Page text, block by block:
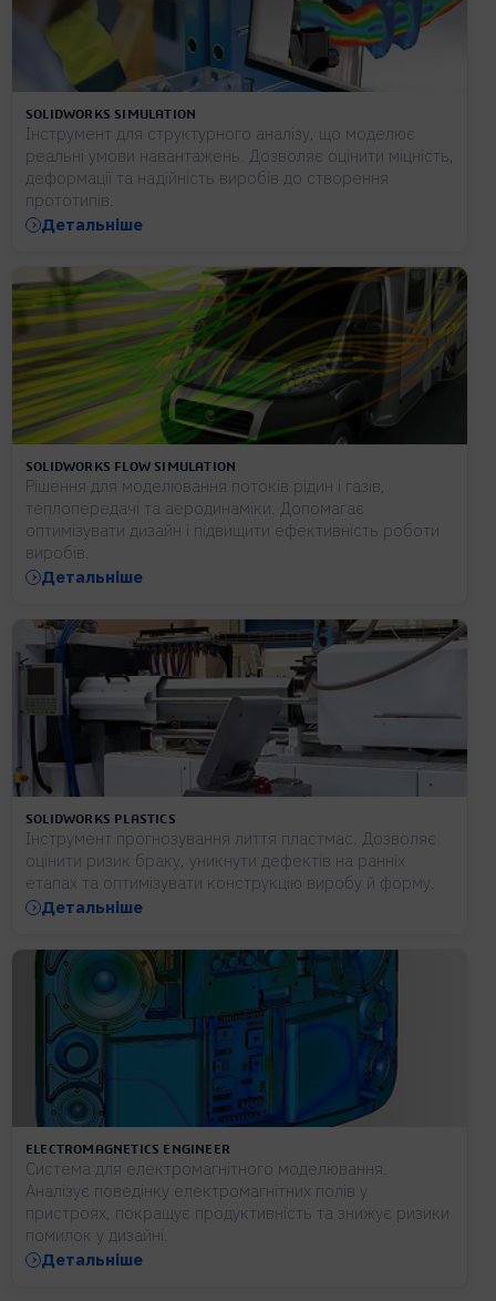
SOLIDWORKS SIMULATION
Інструмент для структурного аналізу, що моделює
реальні умови навантажень. Дозволяє оцінити міцність,
деформації та надійність виробів до створення
прототипів.
Детальніше
SOLIDWORKS FLOW SIMULATION
Рішення для моделювання потоків рідин і газів,
теплопередачі та аеродинаміки. Допомагає
оптимізувати дизайн і підвищити ефективність роботи
виробів.
Детальніше
SOLIDWORKS PLASTICS
Інструмент прогнозування лиття пластмас. Дозволяє
оцінити ризик браку, уникнути дефектів на ранніх
етапах та оптимізувати конструкцію виробу й форму.
Детальніше
ELECTROMAGNETICS ENGINEER
Система для електромагнітного моделювання.
Аналізує поведінку електромагнітних полів у
пристроях, покращує продуктивність та знижує ризики
помилок у дизайні.
Детальніше